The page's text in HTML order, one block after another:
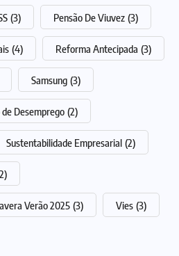
(3) Pensão De Viuvez (3)
(4) Reforma Antecipada (3)
Samsung (3)
de Desemprego (2)
Sustentabilidade Empresarial (2)
Verão 2025 (3) Vies (3)